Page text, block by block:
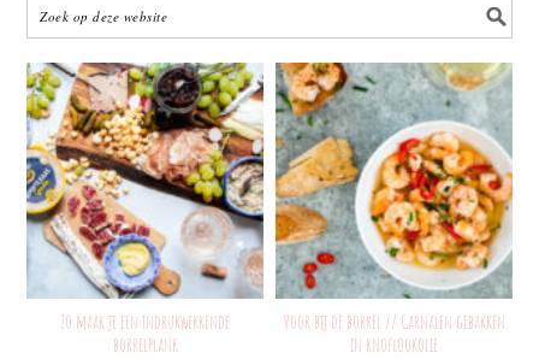
Zo maak je een indrukwekkende
borrelplank
Voor bij de borrel // Garnalen gebakken
in knoflookolie